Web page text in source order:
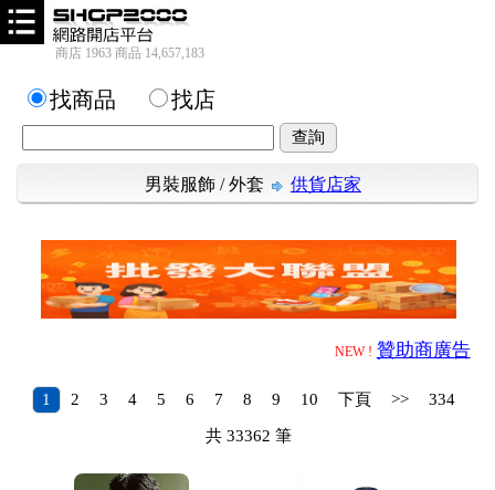
商店 1963 商品 14,657,183
找商品 找店
男裝服飾 /外套 供貨店家
NEW ! 贊助商廣告
1 2 3 4 5 6 7 8 9 10 下頁 >> 334
共 33362 筆